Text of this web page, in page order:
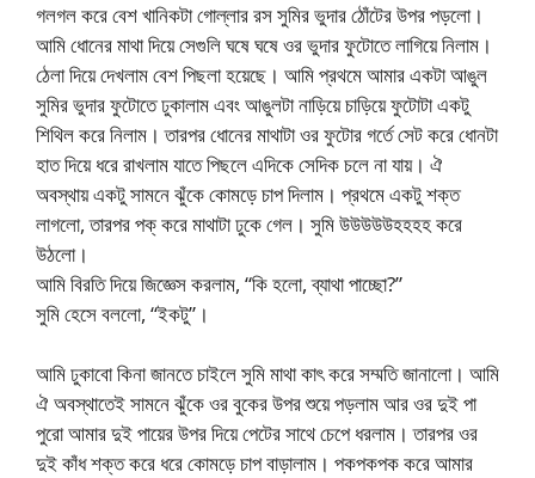
গলগল করে বেশ খানিকটা গোল্লার রস সুমির ভুদার ঠোঁটের উপর পড়লো।
আমি ধোনের মাথা দিয়ে সেগুলি ঘষে ঘষে ওর ভুদার ফুটোতে লাগিয়ে নিলাম।
ঠেলা দিয়ে দেখলাম বেশ পিছলা হয়েছে। আমি প্রথমে আমার একটা আঙুল
সুমির ভুদার ফুটোতে ঢুকালাম এবং আঙুলটা নাড়িয়ে চাড়িয়ে ফুটোটা একটু
শিথিল করে নিলাম। তারপর ধোনের মাথাটা ওর ফুটোর গর্তে সেট করে ধোনটা
হাত দিয়ে ধরে রাখলাম যাতে পিছলে এদিকে সেদিক চলে না যায়। ঐ
অবস্থায় একটু সামনে ঝুঁকে কোমড়ে চাপ দিলাম। প্রথমে একটু শক্ত
লাগলো, তারপর পক্ করে মাথাটা ঢুকে গেল। সুমি উউউউউহহহহ করে
উঠলো।
আমি বিরতি দিয়ে জিজ্ঞেস করলাম, “কি হলো, ব্যাথা পাচ্ছো?”
সুমি হেসে বললো, “ইকটু”।
আমি ঢুকাবো কিনা জানতে চাইলে সুমি মাথা কাৎ করে সম্মতি জানালো। আমি
ঐ অবস্থাতেই সামনে ঝুঁকে ওর বুকের উপর শুয়ে পড়লাম আর ওর দুই পা
পুরো আমার দুই পায়ের উপর দিয়ে পেটের সাথে চেপে ধরলাম। তারপর ওর
দুই কাঁধ শক্ত করে ধরে কোমড়ে চাপ বাড়ালাম। পকপকপক করে আমার